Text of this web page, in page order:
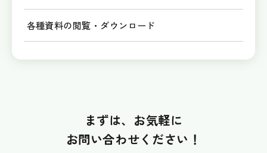
各種資料の閲覧・ダウンロード
まずは、お気軽に
お問い合わせください！